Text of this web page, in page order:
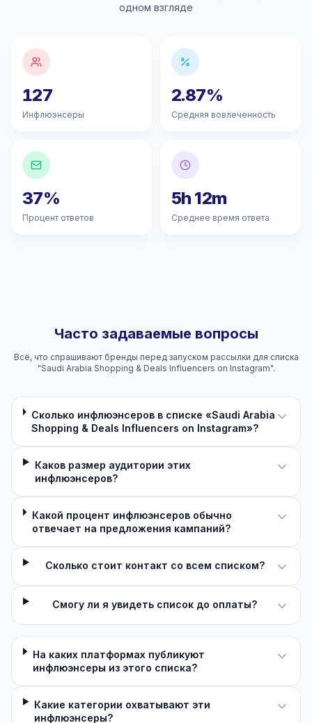
одном взгляде
127
Инфлюэнсеры
2.87%
Средняя вовлеченность
37%
Процент ответов
5h 12m
Среднее время ответа
Часто задаваемые вопросы
Всё, что спрашивают бренды перед запуском рассылки для списка
"Saudi Arabia Shopping & Deals Influencers on Instagram".
Сколько инфлюэнсеров в списке «Saudi Arabia
Shopping & Deals Influencers on Instagram»?
Каков размер аудитории этих
инфлюэнсеров?
Какой процент инфлюэнсеров обычно
отвечает на предложения кампаний?
Сколько стоит контакт со всем списком?
Смогу ли я увидеть список до оплаты?
На каких платформах публикуют
инфлюэнсеры из этого списка?
Какие категории охватывают эти
инфлюэнсеры?